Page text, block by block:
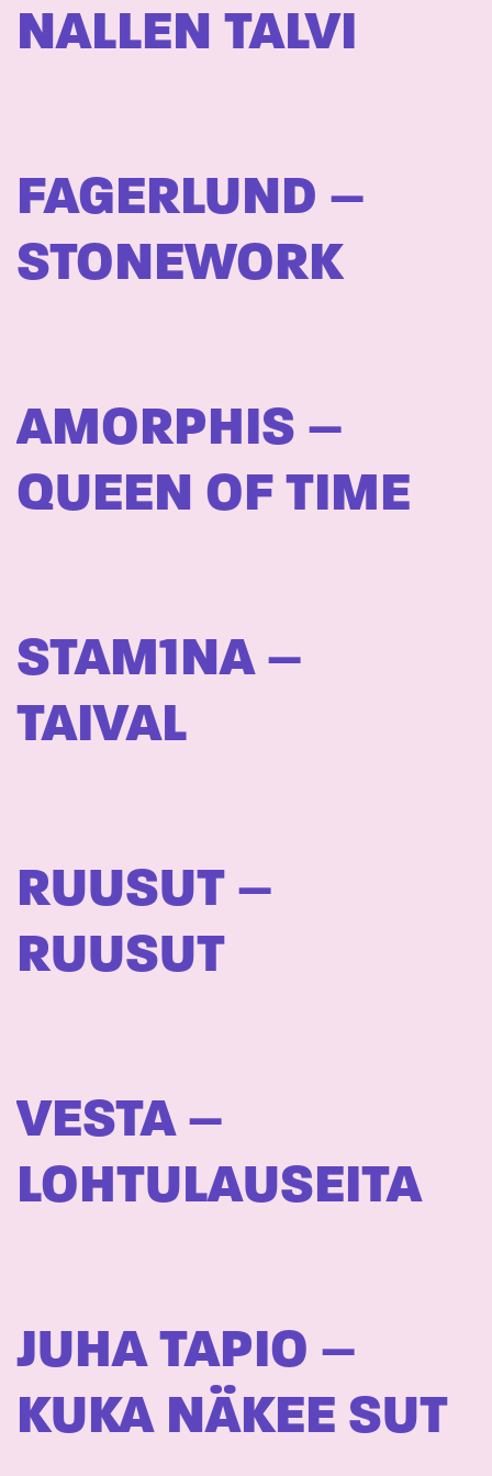
NALLEN TALVI
FAGERLUND –
STONEWORK
AMORPHIS –
QUEEN OF TIME
STAM1NA –
TAIVAL
RUUSUT –
RUUSUT
VESTA –
LOHTULAUSEITA
JUHA TAPIO –
KUKA NÄKEE SUT